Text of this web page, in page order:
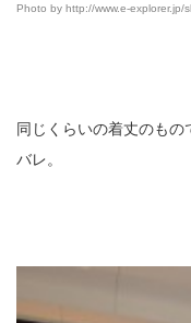
Photo by http://www.e-
同じくらいの着丈のもの
バレ。